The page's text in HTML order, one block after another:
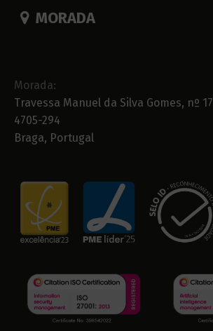
MORADA
Morada:
Travessa Manuel da Silva Gomes, nº 17
4705-294
Braga, Portugal